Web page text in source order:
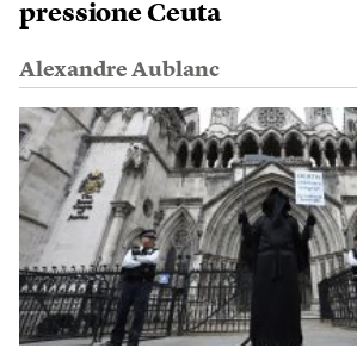
pressione Ceuta
Alexandre Aublanc